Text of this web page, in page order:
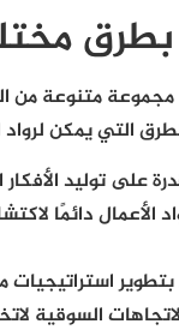
بطرق
متنوعة من
التي يمكن
على توليد
دائمًا
بتطوير
السوقية